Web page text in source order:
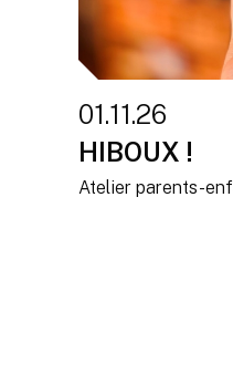
01.11.26
HIBOUX !
Atelier parents-